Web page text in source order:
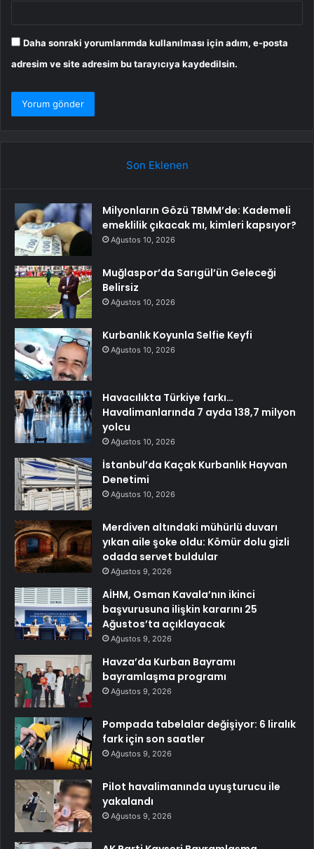
Daha sonraki yorumlarımda kullanılması için adım, e-posta
adresim ve site adresim bu tarayıcıya kaydedilsin.
Son Eklenen
Milyonların Gözü TBMM’de: Kademeli
emeklilik çıkacak mı, kimleri kapsıyor?
Ağustos 10, 2026
Muğlaspor’da Sarıgül’ün Geleceği
Belirsiz
Ağustos 10, 2026
Kurbanlık Koyunla Selfie Keyfi
Ağustos 10, 2026
Havacılıkta Türkiye farkı…
Havalimanlarında 7 ayda 138,7 milyon
yolcu
Ağustos 10, 2026
İstanbul’da Kaçak Kurbanlık Hayvan
Denetimi
Ağustos 10, 2026
Merdiven altındaki mühürlü duvarı
yıkan aile şoke oldu: Kömür dolu gizli
odada servet buldular
Ağustos 9, 2026
AİHM, Osman Kavala’nın ikinci
başvurusuna ilişkin kararını 25
Ağustos’ta açıklayacak
Ağustos 9, 2026
Havza’da Kurban Bayramı
bayramlaşma programı
Ağustos 9, 2026
Pompada tabelalar değişiyor: 6 liralık
fark için son saatler
Ağustos 9, 2026
Pilot havalimanında uyuşturucu ile
yakalandı
Ağustos 9, 2026